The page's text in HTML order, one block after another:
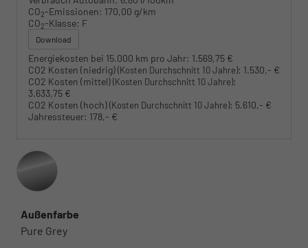
CO2-Emissionen: 170,00 g/km
CO2-Klasse: F
Download
Energiekosten bei 15.000 km pro Jahr: 1.569,75 €
CO2 Kosten (niedrig)(Kosten Durchschnitt 10 Jahre): 1.530,- €
CO2 Kosten (mittel)(Kosten Durchschnitt 10 Jahre):
3.633,75 €
CO2 Kosten (hoch)(Kosten Durchschnitt 10 Jahre): 5.610,- €
Jahressteuer: 178,- €
Außenfarbe
Pure Grey